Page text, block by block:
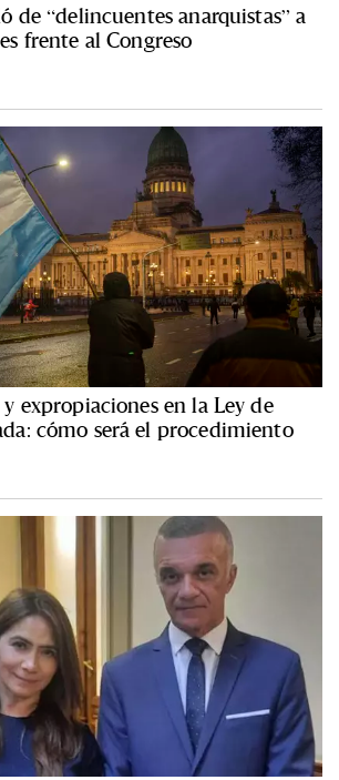
de “delincuentes anarquistas” a
frente al Congreso
y expropiaciones en la Ley de
cómo será el procedimiento